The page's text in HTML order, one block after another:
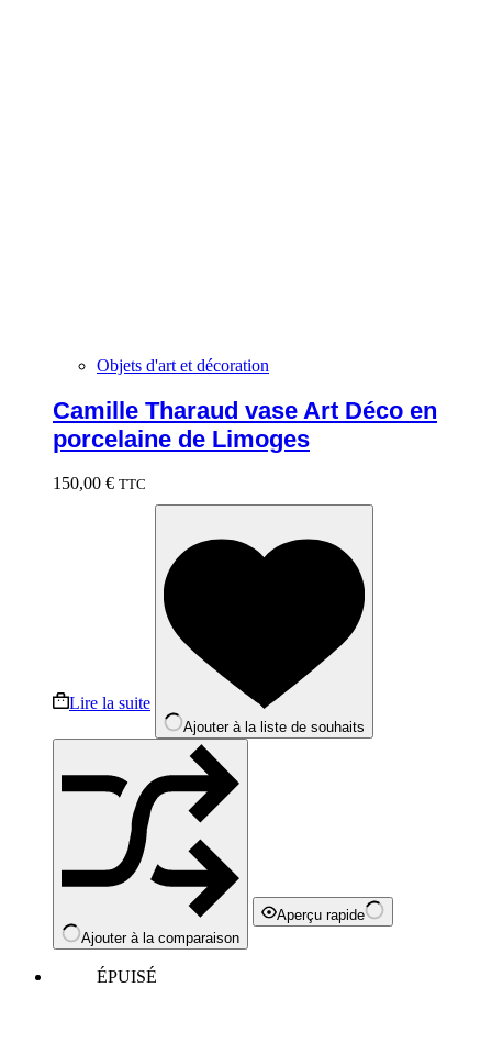
Objets d'art et décoration
Camille Tharaud vase Art Déco en
porcelaine de Limoges
150,00 € TTC
Lire la suite
Ajouter à la liste de souhaits
Ajouter à la comparaison
Aperçu rapide
ÉPUISÉ